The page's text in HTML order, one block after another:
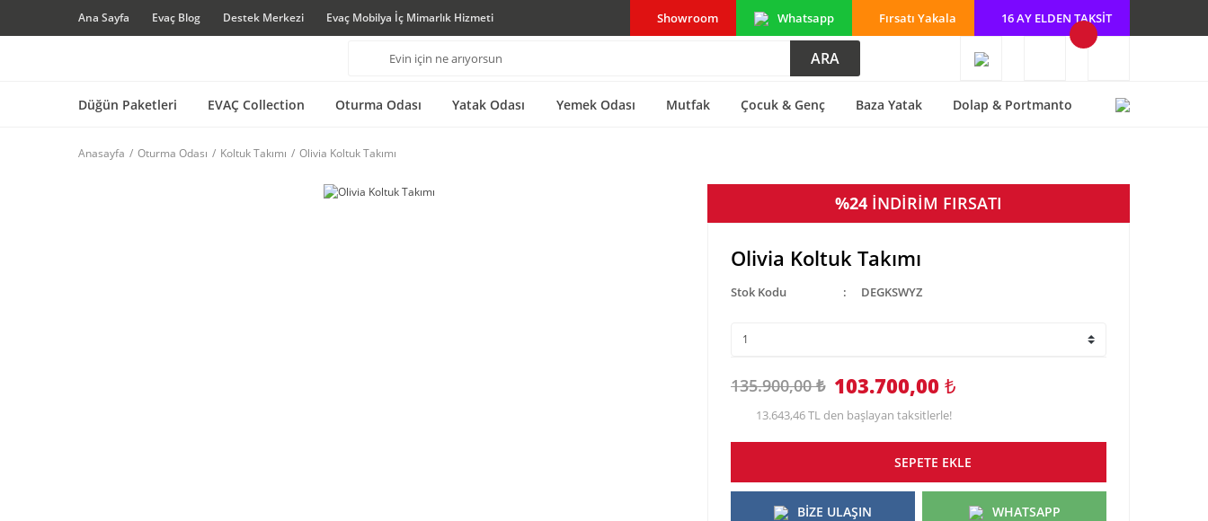
Ana Sayfa Evaç Blog Destek Merkezi Evaç Mobilya İç Mimarlık Hizmeti Showroom Whatsapp Fırsatı Yakala 16 AY ELDEN TAKSİT
ARA
Düğün Paketleri EVAÇ Collection Oturma Odası Yatak Odası Yemek Odası Mutfak Çocuk & Genç Baza Yatak Dolap & Portmanto
Anasayfa Oturma Odası Koltuk Takımı Olivia Koltuk Takımı
%24 İNDİRİM FIRSATI
Olivia Koltuk Takımı
Stok Kodu DEGKSWYZ
135.900,00 ₺ 103.700,00 ₺
13.643,46 TL den başlayan taksitlerle!
SEPETE EKLE
BİZE ULAŞIN WHATSAPP